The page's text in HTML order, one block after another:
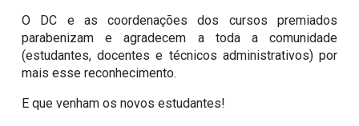
O DC e as coordenações dos cursos premiados
parabenizam e agradecem a toda a comunidade
(estudantes, docentes e técnicos administrativos) por
mais esse reconhecimento.
E que venham os novos estudantes!